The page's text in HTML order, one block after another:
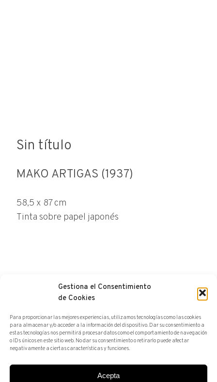
Gestiona el Consentimiento
de Cookies
Para proporcionar las mejores experiencias, utilizamos tecnologías como las cookies
para almacenar y/o acceder a la información del dispositivo. Dar su consentimiento a
estas tecnologías nos permitirá procesar datos como el comportamiento de navegación
o IDs únicos en este sitio web. No dar su consentimiento o retirarlo puede afectar
negativamente a ciertas características y funciones.
Acepta
Sin título
MAKO ARTIGAS (1937)
58,5 x 87 cm
Tinta sobre papel japonés